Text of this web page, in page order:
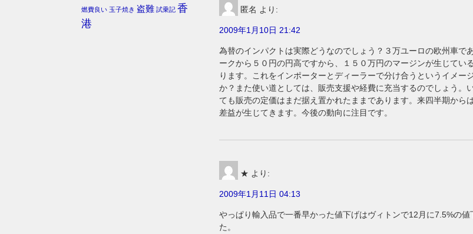
匿名 より:
2009年1月10日 21:42
為替のインパクトは実際どうなのでしょう？３万ユーロの欧州車で
ークから５０円の円高ですから、１５０万円のマージンが生じてい
ります。これをインポーターとディーラーで分け合うというイメー
か？また使い道としては、販売支援や経費に充当するのでしょう。
ても販売の定価はまだ据え置かれたままであります。来四半期から
差益が生じてきます。今後の動向に注目です。
★ より:
2009年1月11日 04:13
やっぱり輸入品で一番早かった値下げはヴィトンで12月に7.5%の値
た。
燃費良い 玉子焼き 盗難 試乗記 香
港